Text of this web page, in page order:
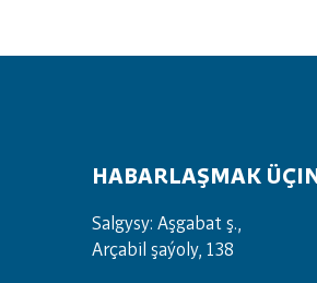
HABARLAŞMAK ÜÇIN
Salgysy: Aşgabat ş.,
Arçabil şaýoly, 138